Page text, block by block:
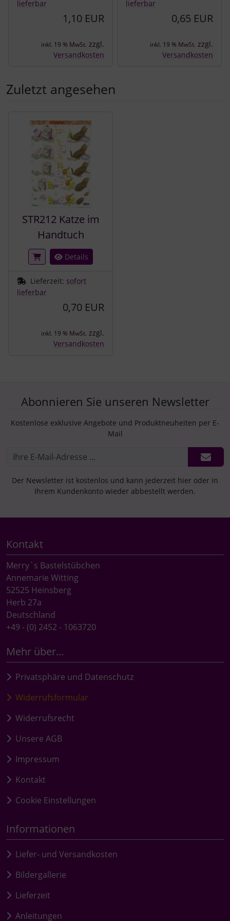
lieferbar
1,10 EUR
inkl. 19 % MwSt. zzgl.
Versandkosten
lieferbar
0,65 EUR
inkl. 19 % MwSt. zzgl.
Versandkosten
Zuletzt angesehen
STR212 Katze im
Handtuch
Details
Lieferzeit: sofort
lieferbar
0,70 EUR
inkl. 19 % MwSt. zzgl.
Versandkosten
Abonnieren Sie unseren Newsletter
Kostenlose exklusive Angebote und Produktneuheiten per E-
Mail
Der Newsletter ist kostenlos und kann jederzeit hier oder in
Ihrem Kundenkonto wieder abbestellt werden.
Kontakt
Merry`s Bastelstübchen
Annemarie Witting
52525 Heinsberg
Herb 27a
Deutschland
+49 - (0) 2452 - 1063720
Mehr über...
Privatsphäre und Datenschutz
Widerrufsformular
Widerrufsrecht
Unsere AGB
Impressum
Kontakt
Cookie Einstellungen
Informationen
Liefer- und Versandkosten
Bildergallerie
Lieferzeit
Anleitungen